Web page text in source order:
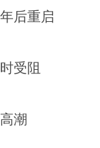
后重启
受阻
潮